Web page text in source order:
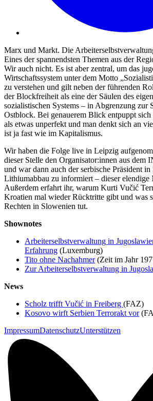
Marx und Markt. Die
Eines der spannendsten Themen aus der
Wir auch nicht. Es ist aber zentral, um das
Wirtschaftssystem unter dem Motto
zu verstehen und gilt neben der führenden
der Blockfreiheit als eine der Säulen des
sozialistischen Systems – in Abgrenzung zur
Ostblock. Bei genauerem Blick entpuppt sich
als etwas unperfekt und man denkt sich an
ist ja fast wie im Kapitalismus.
Wir haben die Folge live in Leipzig
dieser Stelle den Organisator:innen aus
und war dann auch der serbische Präsident
Lithiumabbau zu informiert – dieser elendige
Außerdem erfahrt ihr, warum Kurti Vučić
Kroatien mal wieder Rücktritte gibt und was
Rechten in Slowenien tut.
S hownotes
A rbeiterselbstverwaltung in
Erfahrung (Luxemburg)
T ito ohne Nachahmer(Zeit im Jahr
Z ur Arbeiterselbstverwaltung in
N ews
S cholz trifft Vučić in Freiberg (FAZ)
K osovo wirft Serbien Terrorakt vor
ImpressumDatenschutzUnterstützen